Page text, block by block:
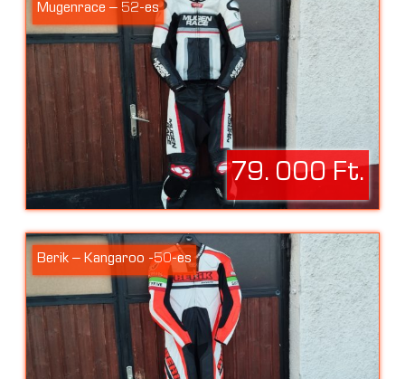
Mugenrace – 52-es
79. 000 Ft.
Berik – Kangaroo -50-es